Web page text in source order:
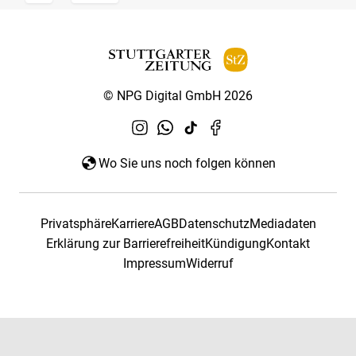
© NPG Digital GmbH 2026
Wo Sie uns noch folgen können
PrivatsphäreKarriereAGBDatenschutzMediadaten
Erklärung zur BarrierefreiheitKündigungKontakt
ImpressumWiderruf